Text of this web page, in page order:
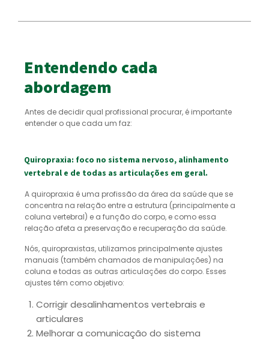
Entendendo cada
abordagem
Antes de decidir qual profissional procurar, é importante
entender o que cada um faz:
Quiropraxia: foco no sistema nervoso, alinhamento
vertebral e de todas as articulações em geral.
A quiropraxia é uma profissão da área da saúde que se
concentra na relação entre a estrutura (principalmente a
coluna vertebral) e a função do corpo, e como essa
relação afeta a preservação e recuperação da saúde.
Nós, quiropraxistas, utilizamos principalmente ajustes
manuais (também chamados de manipulações) na
coluna e todas as outras articulações do corpo. Esses
ajustes têm como objetivo:
Corrigir desalinhamentos vertebrais e
articulares
Melhorar a comunicação do sistema